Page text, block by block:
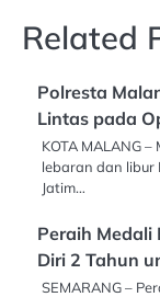
Related
Polresta
Lintas pada
KOTA MALANG
lebaran dan libur
Jatim…
Peraih Medali
Diri 2 Tahun
SEMARANG –